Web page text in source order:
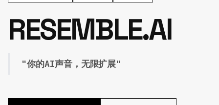
RESEMBLE.AI
"你的AI声音，无限扩展"